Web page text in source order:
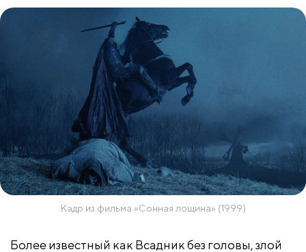
Кадр из фильма «Сонная лощина» (1999)
Более известный как Всадник без головы, злой